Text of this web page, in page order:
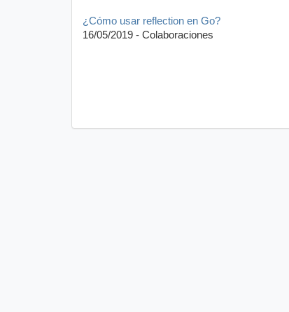
¿Cómo usar reflection en Go?
16/05/2019 - Colaboraciones